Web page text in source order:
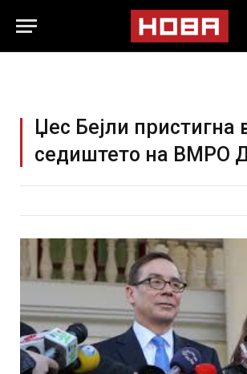
Џес Бејли пристигна
седиштето на ВМРО